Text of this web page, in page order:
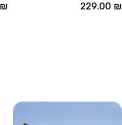
229.00 ₪
₪